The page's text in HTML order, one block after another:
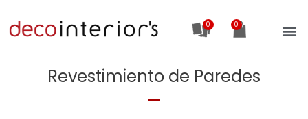
0
Revestimiento de Paredes